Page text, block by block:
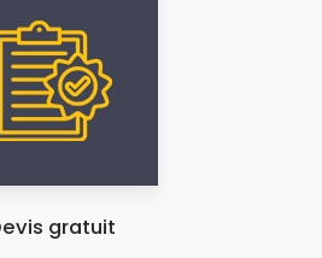
gratuit